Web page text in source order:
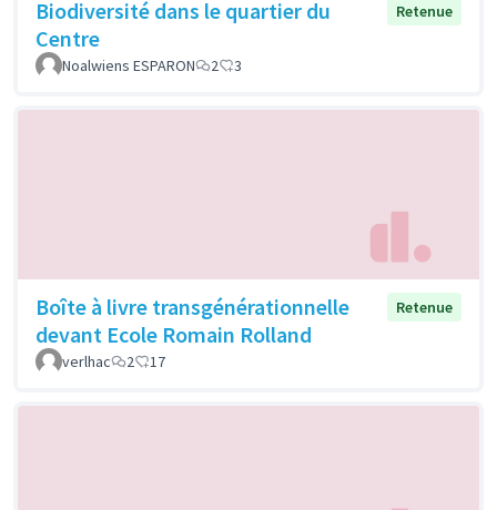
Biodiversité dans le quartier du
Centre
Retenue
Noalwiens ESPARON 2 3
Boîte à livre transgénérationnelle
devant Ecole Romain Rolland
Retenue
verlhac 2 17